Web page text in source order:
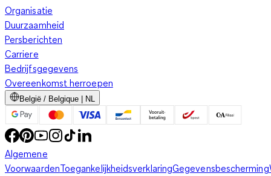
Organisatie
Duurzaamheid
Persberichten
Carriere
Bedrijfsgegevens
Overeenkomst herroepen
België / Belgique | NL
Algemene
VoorwaardenToegankelijkheidsverklaringGegevensbescherming